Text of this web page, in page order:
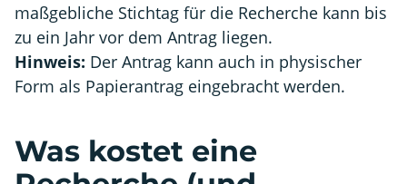
maßgebliche Stichtag für die Recherche kann bis
zu ein Jahr vor dem Antrag liegen.
Hinweis: Der Antrag kann auch in physischer
Form als Papierantrag eingebracht werden.
Was kostet eine